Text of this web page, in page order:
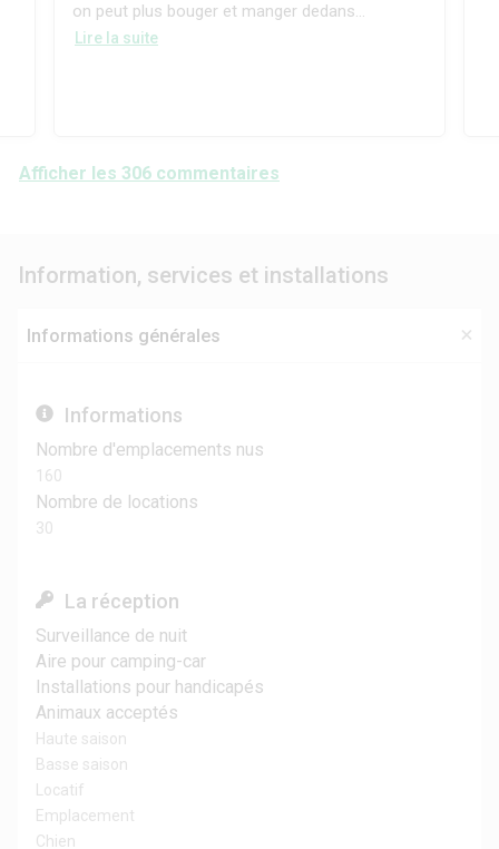
on peut plus bouger et manger dedans...
Lire la suite
Afficher les 306 commentaires
Information, services et installations
Informations générales
Informations
Nombre d'emplacements nus
160
Nombre de locations
30
La réception
Surveillance de nuit
Aire pour camping-car
Installations pour handicapés
Animaux acceptés
Haute saison
Basse saison
Locatif
Emplacement
Chien